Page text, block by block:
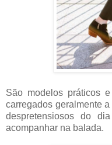
São modelos práticos
carregados geralmente
despretensiosos do
acompanhar na balada.